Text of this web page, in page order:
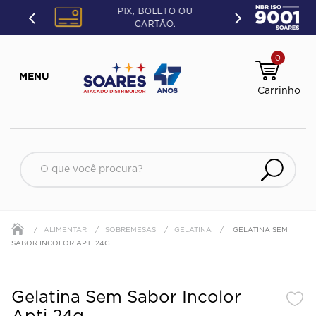
PIX, BOLETO OU
CARTÃO.
0
O que você procura?
ALIMENTAR SOBREMESAS GELATINA
GELATINA SEM
SABOR INCOLOR APTI 24G
Gelatina Sem Sabor Incolor